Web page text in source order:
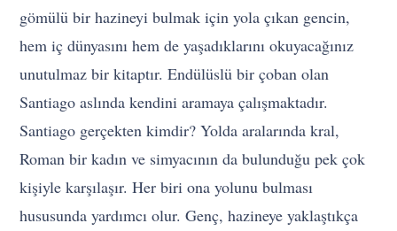
gömülü bir hazineyi bulmak için yola çıkan gencin,
hem iç dünyasını hem de yaşadıklarını okuyacağınız
unutulmaz bir kitaptır. Endülüslü bir çoban olan
Santiago aslında kendini aramaya çalışmaktadır.
Santiago gerçekten kimdir? Yolda aralarında kral,
Roman bir kadın ve simyacının da bulunduğu pek çok
kişiyle karşılaşır. Her biri ona yolunu bulması
hususunda yardımcı olur. Genç, hazineye yaklaştıkça